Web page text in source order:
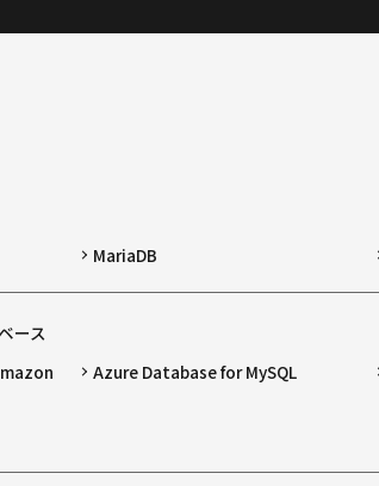
MariaDB
ース
Azure Database for MySQL